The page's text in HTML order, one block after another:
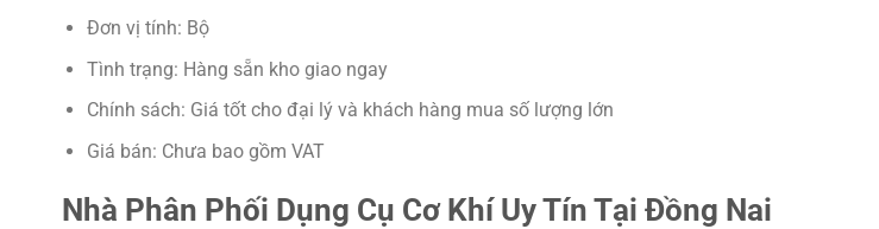
Đơn vị tính: Bộ
Tình trạng: Hàng sẵn kho giao ngay
Chính sách: Giá tốt cho đại lý và khách hàng mua số lượng lớn
Giá bán: Chưa bao gồm VAT
Nhà Phân Phối Dụng Cụ Cơ Khí Uy Tín Tại Đồng Nai